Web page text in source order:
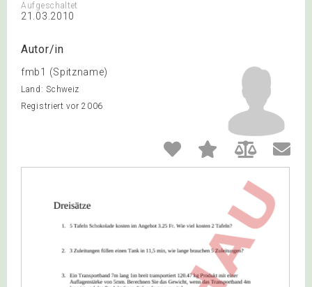
Aufgeschaltet
21.03.2010
Autor/in
fmb1 (Spitzname)
Land: Schweiz
Registriert vor 2006